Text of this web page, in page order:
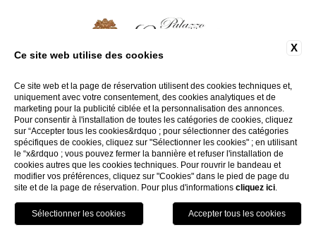
Tel: +39 0577 735605
Fax: +39 0577 738031
Email:info@palazzoleopoldo.it
P.Iva 01116290527
Website by Blastness
RÉSERVEZ
X
Ce site web utilise des cookies
Ce site web et la page de réservation utilisent des cookies techniques et,
uniquement avec votre consentement, des cookies analytiques et de
marketing pour la publicité ciblée et la personnalisation des annonces.
Pour consentir à l'installation de toutes les catégories de cookies, cliquez
sur “Accepter tous les cookies&rdquo ; pour sélectionner des catégories
spécifiques de cookies, cliquez sur "Sélectionner les cookies" ; en utilisant
le “x&rdquo ; vous pouvez fermer la bannière et refuser l'installation de
cookies autres que les cookies techniques. Pour rouvrir le bandeau et
modifier vos préférences, cliquez sur "Cookies" dans le pied de page du
site et de la page de réservation. Pour plus d'informations cliquez ici